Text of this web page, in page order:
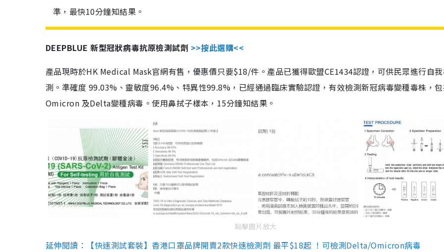
準，最快10分鐘知結果。
DEEPBLUE 新型冠狀病毒抗原檢測試劑 >>按此選購<<
產品現時於HK Medical Mask官網有售，優惠價只要$18/件。產品已獲得歐盟CE1434認證，可供民眾進行自
測。準確度 99.03%、靈敏度96.4%、特異性99.8%，已經通過臨床實驗認證，有效檢測新冠病毒變種毒株，
Omicron 及Delta變種病毒。使用鼻拭子樣本，15分鐘知結果。
點擊圖片放大
延伸閱讀：【快速測試套裝】香港口罩品牌開賣2款快速檢測劑 最平$18起 ！可檢測Delta/Omicron病毒